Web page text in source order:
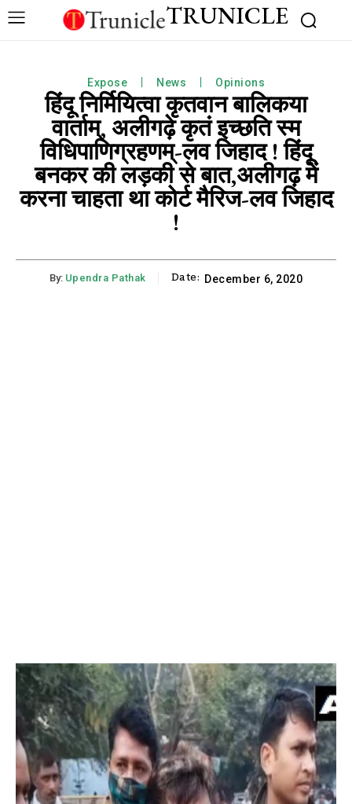
TRUNICLE
Expose News Opinions
हिंदू निर्मियित्वा कृतवान बालिकया
वार्ताम्, अलीगढ़े कृतं इच्छति स्म
विधिपाणिग्रहणम्-लव जिहाद ! हिंदू
बनकर की लड़की से बात,अलीगढ़ में
करना चाहता था कोर्ट मैरिज-लव जिहाद
!
By: Upendra Pathak Date: December 6, 2020